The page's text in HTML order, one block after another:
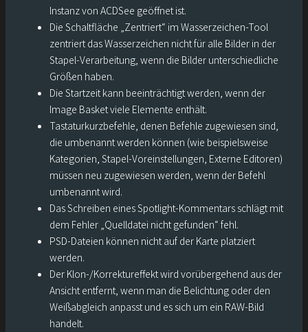
Instanz von ACDSee geöffnet ist.
Die Schaltfläche „Zentriert“ im Wasserzeichen-Tool
zentriert das Wasserzeichen nicht für alle Bilder in der
Stapel-Verarbeitung, wenn die Bilder unterschiedliche
Größen haben.
Die Startzeit kann beeinträchtigt werden, wenn der
Image Basket viele Elemente enthält.
Tastaturkurzbefehle, denen Befehle zugewiesen sind,
die umbenannt werden können (wie beispielsweise
Kategorien, Stapel-Voreinstellungen, Externe Editoren)
müssen neu zugewiesen werden, wenn der Befehl
umbenannt wird.
Das Schreiben eines Spotlight-Kommentars schlägt mit
dem Fehler „Quelldatei nicht gefunden“ fehl.
PSD-Dateien können nicht auf der Karte platziert
werden.
Der Klon-/Korrektureffekt wird vorübergehend aus der
Ansicht entfernt, wenn man die Belichtung oder den
Weißabgleich anpasst und es sich um ein RAW-Bild
handelt.